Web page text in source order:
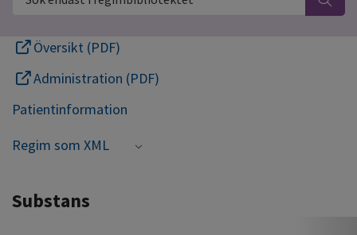
Översikt (PDF)
Administration (PDF)
Patientinformation
Regim som XML
Substans